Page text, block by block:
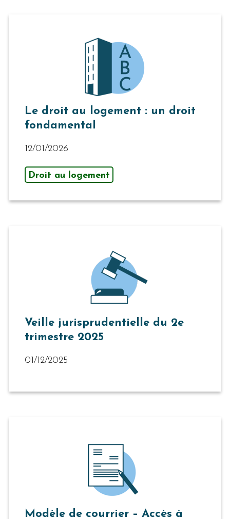
Le droit au logement : un droit
fondamental
12/01/2026
Droit au logement
Veille jurisprudentielle du 2e
trimestre 2025
01/12/2025
Modèle de courrier – Accès à